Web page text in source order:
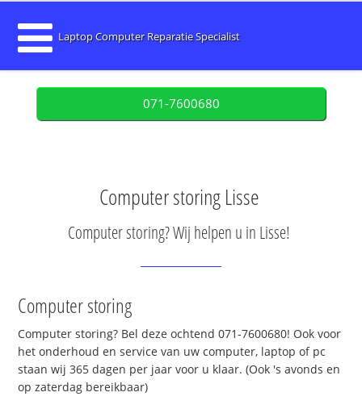
Laptop Computer Reparatie Specialist
071-7600680
Computer storing Lisse
Computer storing? Wij helpen u in Lisse!
Computer storing
Computer storing? Bel deze ochtend 071-7600680! Ook voor
het onderhoud en service van uw computer, laptop of pc
staan wij 365 dagen per jaar voor u klaar. (Ook 's avonds en
op zaterdag bereikbaar)